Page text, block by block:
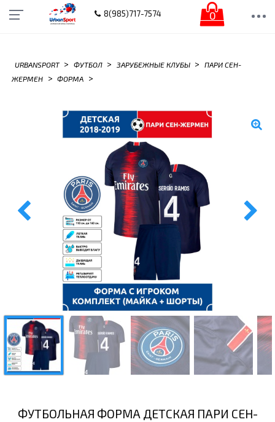
8(985)717-7574 0
URBANSPORT > ФУТБОЛ > ЗАРУБЕЖНЫЕ КЛУБЫ >
ПАРИ СЕН-
ЖЕРМЕН
> ФОРМА >
ФУТБОЛЬНАЯ ФОРМА ДЕТСКАЯ ПАРИ СЕН-